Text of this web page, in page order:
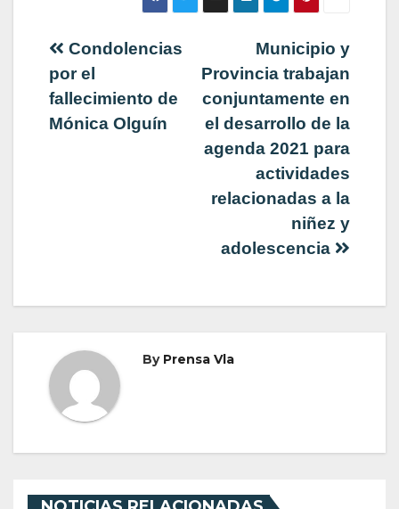
Navegación
de
entradas
Municipio y
Provincia trabajan
conjuntamente en
el desarrollo de la
agenda 2021 para
actividades
relacionadas a la
niñez y
adolescencia
Condolencias
por el
fallecimiento de
Mónica Olguín
By Prensa Vla